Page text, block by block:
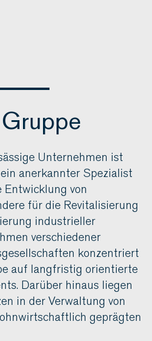
Unternehmen ist
anerkannter Spezialist
von
für die Revitalisierung
industrieller
verschiedener
konzentriert
auf langfristig orientierte
Darüber hinaus liegen
in der Verwaltung von
geprägten